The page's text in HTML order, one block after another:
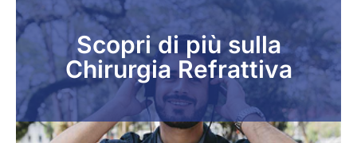
Scopri di più sulla
Chirurgia Refrattiva